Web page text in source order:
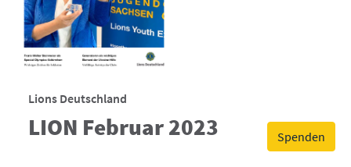
Spenden
Lions Deutschland
LION Februar 2023